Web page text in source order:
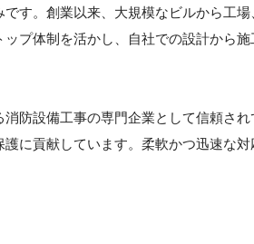
す。創業以来、大規模なビルから工
プ体制を活かし、自社での設計から
防設備工事の専門企業として信頼さ
に貢献しています。柔軟かつ迅速な